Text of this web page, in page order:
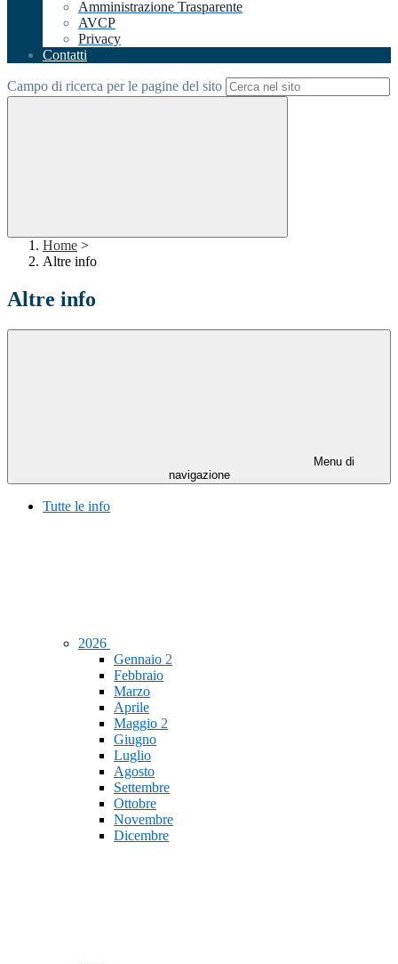
Amministrazione Trasparente
AVCP
Privacy
Contatti
Campo di ricerca per le pagine del sito
Home >
Altre info
Altre info
Menu di
navigazione
Tutte le info
2026
Gennaio 2
Febbraio
Marzo
Aprile
Maggio 2
Giugno
Luglio
Agosto
Settembre
Ottobre
Novembre
Dicembre